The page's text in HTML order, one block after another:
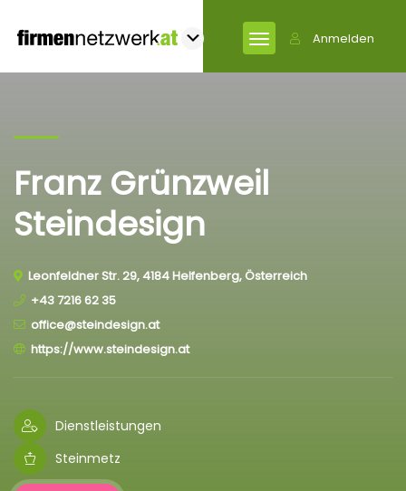
Anmelden
Franz Grünzweil
Steindesign
Leonfeldner Str. 29, 4184 Helfenberg, Österreich
+43 7216 62 35
office@steindesign.at
https://www.steindesign.at
Dienstleistungen
Steinmetz